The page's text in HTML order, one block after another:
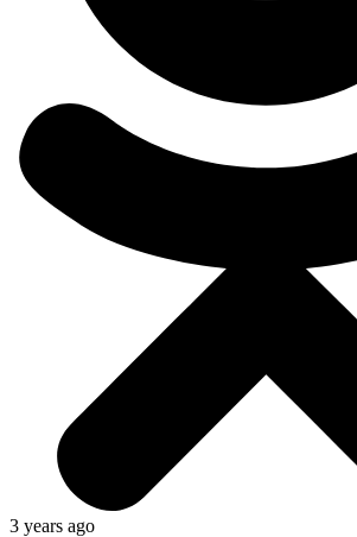
3 years ago